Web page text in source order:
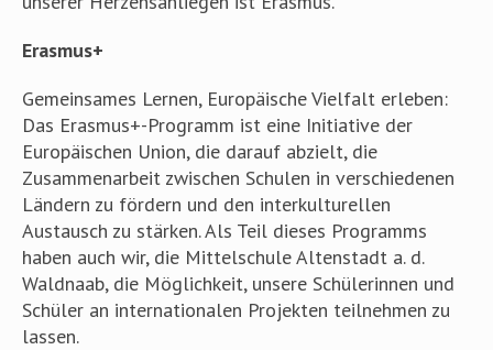
Erasmus+
Gemeinsames Lernen, Europäische Vielfalt erleben:
Das Erasmus+-Programm ist eine Initiative der
Europäischen Union, die darauf abzielt, die
Zusammenarbeit zwischen Schulen in verschiedenen
Ländern zu fördern und den interkulturellen
Austausch zu stärken. Als Teil dieses Programms
haben auch wir, die Mittelschule Altenstadt a. d.
Waldnaab, die Möglichkeit, unsere Schülerinnen und
Schüler an internationalen Projekten teilnehmen zu
lassen.